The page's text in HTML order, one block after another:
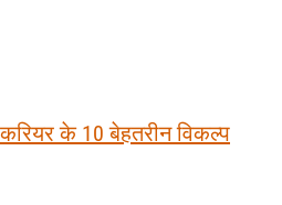
के 10 बेहतरीन विकल्प